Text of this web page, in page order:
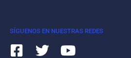
SÍGUENOS EN NUESTRAS REDES